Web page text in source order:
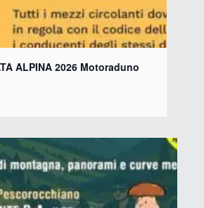
ALPINA 2026 Motoraduno